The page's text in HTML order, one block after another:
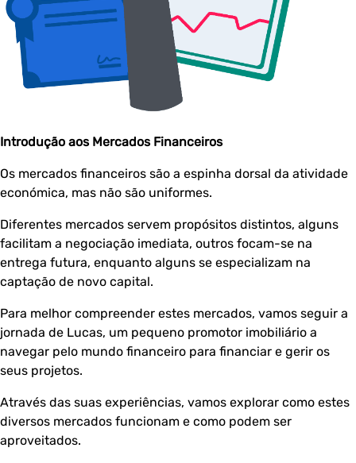
Introdução aos Mercados Financeiros
Os mercados financeiros são a espinha dorsal da atividade
económica, mas não são uniformes.
Diferentes mercados servem propósitos distintos, alguns
facilitam a negociação imediata, outros focam-se na
entrega futura, enquanto alguns se especializam na
captação de novo capital.
Para melhor compreender estes mercados, vamos seguir a
jornada de Lucas, um pequeno promotor imobiliário a
navegar pelo mundo financeiro para financiar e gerir os
seus projetos.
Através das suas experiências, vamos explorar como estes
diversos mercados funcionam e como podem ser
aproveitados.